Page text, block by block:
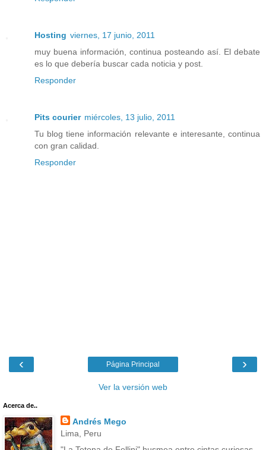
Hosting viernes, 17 junio, 2011
muy buena información, continua posteando así. El debate
es lo que debería buscar cada noticia y post.
Responder
Pits courier miércoles, 13 julio, 2011
Tu blog tiene información relevante e interesante, continua
con gran calidad.
Responder
‹ ›
Página Principal
Ver la versión web
Acerca de..
Andrés Mego
Lima, Peru